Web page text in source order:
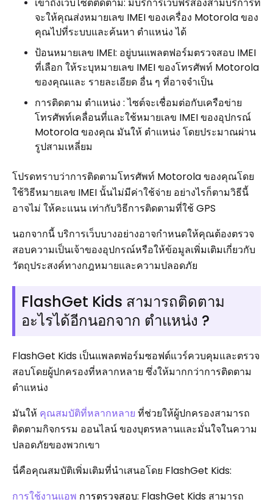
จะให้คุณส่งหมายเลข IMEI ของเครื่อง Motorola ของ
คุณไปที่ระบบและค้นหา ตำแหน่ง ได้
ป้อนหมายเลข IMEI: อยู่บนแพลตฟอร์มตรวจสอบ IMEI
ที่เลือก ให้ระบุหมายเลข IMEI ของโทรศัพท์ Motorola
ของคุณและ รายละเอียด อื่น ๆ ที่อาจจำเป็น
การติดตาม ตำแหน่ง : ไซต์จะเชื่อมต่อกับเครือข่าย
โทรศัพท์เคลื่อนที่และใช้หมายเลข IMEI ของอุปกรณ์
Motorola ของคุณ มันให้ ตำแหน่ง โดยประมาณผ่าน
รูปสามเหลี่ยม
โปรดทราบว่าการติดตามโทรศัพท์ Motorola ของคุณโดย
ใช้วิธีหมายเลข IMEI นั้นไม่มีค่าใช้จ่าย อย่างไรก็ตามวิธีนี้
อาจไม่ ให้คะแนน เท่ากับวิธีการติดตามที่ใช้ GPS
นอกจากนี้ บริการเว็บบางอย่างอาจกำหนดให้คุณต้องตรวจ
สอบความเป็นเจ้าของอุปกรณ์หรือให้ข้อมูลเพิ่มเติมเกี่ยวกับ
วัตถุประสงค์ทางกฎหมายและความปลอดภัย
FlashGet Kids สามารถติดตาม
อะไรได้อีกนอกจาก ตำแหน่ง ?
FlashGet Kids เป็นแพลตฟอร์มซอฟต์แวร์ควบคุมและตรวจ
สอบโดยผู้ปกครองที่หลากหลาย ซึ่งให้มากกว่าการติดตาม
ตำแหน่ง
มันให้ คุณสมบัติที่หลากหลาย ที่ช่วยให้ผู้ปกครองสามารถ
ติดตามกิจกรรม ออนไลน์ ของบุตรหลานและมั่นใจในความ
ปลอดภัยของพวกเขา
นี่คือคุณสมบัติเพิ่มเติมที่นำเสนอโดย FlashGet Kids:
การใช้งานแอพ การตรวจสอบ: FlashGet Kids สามารถ